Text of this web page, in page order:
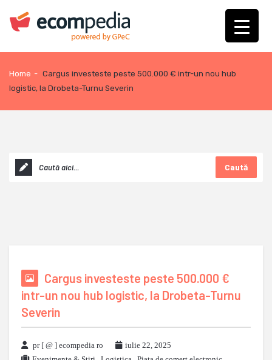
Home - Cargus investeste peste 500.000 € intr-un nou hub
logistic, la Drobeta-Turnu Severin
Caută
Cargus investeste peste 500.000 €
intr-un nou hub logistic, la Drobeta-Turnu
Severin
pr [ @ ] ecompedia ro
iulie 22, 2025